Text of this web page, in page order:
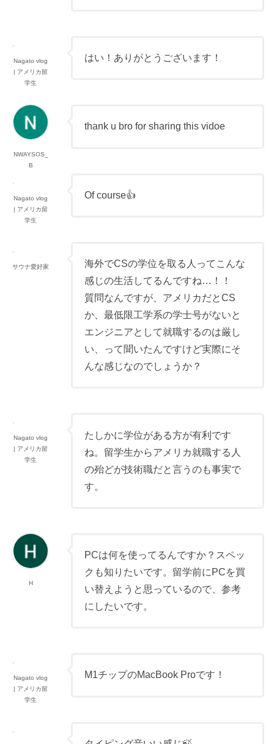
Nagato vlog
| アメリカ留
学生
はい！ありがとうございます！
NWAYSOS_
B
thank u bro for sharing this vidoe
Nagato vlog
| アメリカ留
学生
Of course👍
サウナ愛好家
海外でCSの学位を取る人ってこんな
感じの生活してるんですね…！！
質問なんですが、アメリカだとCS
か、最低限工学系の学士号がないと
エンジニアとして就職するのは厳し
い、って聞いたんですけど実際にそ
んな感じなのでしょうか？
Nagato vlog
| アメリカ留
学生
たしかに学位がある方が有利です
ね。留学生からアメリカ就職する人
の殆どが技術職だと言うのも事実で
す。
H
PCは何を使ってるんですか？スペッ
クも知りたいです。留学前にPCを買
い替えようと思っているので、参考
にしたいです。
Nagato vlog
| アメリカ留
学生
M1チップのMacBook Proです！